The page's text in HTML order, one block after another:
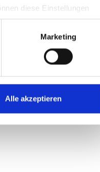
diese Einstellungen
und eine Übersicht zu den
Marketing
Alle akzeptieren